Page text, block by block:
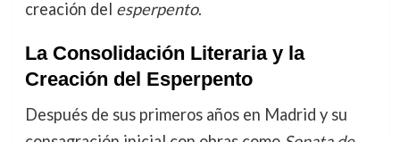
creación del esperpento.
La Consolidación Literaria y la
Creación del Esperpento
Después de sus primeros años en Madrid y su